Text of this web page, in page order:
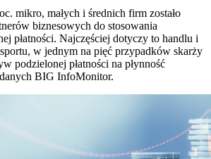
mikro, małych i średnich firm zostało
biznesowych do stosowania
płatności. Najczęściej dotyczy to handlu i
w jednym na pięć przypadków skarży
podzielonej płatności na płynność
BIG InfoMonitor.